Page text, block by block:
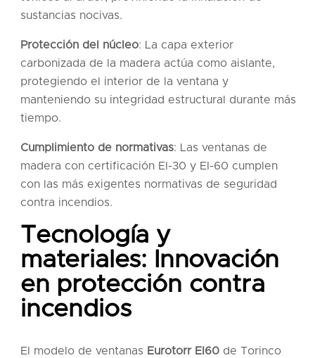
sustancias nocivas.
Protección del núcleo: La capa exterior
carbonizada de la madera actúa como aislante,
protegiendo el interior de la ventana y
manteniendo su integridad estructural durante más
tiempo.
Cumplimiento de normativas: Las ventanas de
madera con certificación EI-30 y EI-60 cumplen
con las más exigentes normativas de seguridad
contra incendios.
Tecnología y
materiales: Innovación
en protección contra
incendios
El modelo de ventanas Eurotorr EI60 de Torinco